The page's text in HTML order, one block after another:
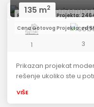
Redovna Cena Projekta:
Cena Gotovog Projekta: od
135 m2
1 3
Prikazan projekat
rešenje ukoliko ste u
VIŠE